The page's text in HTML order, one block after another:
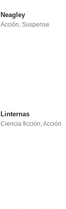
Neagley
Acción ,Suspense
Linternas
Ciencia ficción,Acción